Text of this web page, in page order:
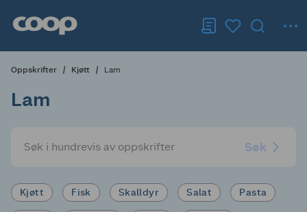
Oppskrifter Kjøtt Lam
Lam
Søk
Kjøtt Fisk Skalldyr Salat Pasta